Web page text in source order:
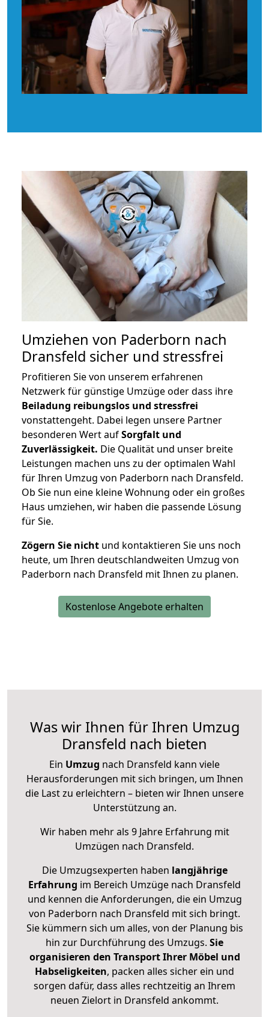
Umziehen von Paderborn nach
Dransfeld sicher und stressfrei
Profitieren Sie von unserem erfahrenen
Netzwerk für günstige Umzüge oder dass ihre
Beiladung reibungslos und stressfrei
vonstattengeht. Dabei legen unsere Partner
besonderen Wert aufSorgfalt und
Zuverlässigkeit. Die Qualität und unser breite
Leistungen machen uns zu der optimalen Wahl
für Ihren Umzug von Paderborn nach Dransfeld.
Ob Sie nun eine kleine Wohnung oder ein großes
Haus umziehen, wir haben die passende Lösung
für Sie.
Zögern Sie nicht und kontaktieren Sie uns noch
heute, um Ihren deutschlandweiten Umzug von
Paderborn nach Dransfeld mit Ihnen zu planen.
Kostenlose Angebote erhalten
Was wir Ihnen für Ihren Umzug
Dransfeld nach bieten
Ein Umzug nach Dransfeld kann viele
Herausforderungen mit sich bringen, um Ihnen
die Last zu erleichtern – bieten wir Ihnen unsere
Unterstützung an.
Wir haben mehr als 9 Jahre Erfahrung mit
Umzügen nach Dransfeld.
Die Umzugsexperten haben langjährige
Erfahrung im Bereich Umzüge nach Dransfeld
und kennen die Anforderungen, die ein Umzug
von Paderborn nach Dransfeld mit sich bringt.
Sie kümmern sich um alles, von der Planung bis
hin zur Durchführung des Umzugs. Sie
organisieren den Transport Ihrer Möbel und
Habseligkeiten, packen alles sicher ein und
sorgen dafür, dass alles rechtzeitig an Ihrem
neuen Zielort in Dransfeld ankommt.